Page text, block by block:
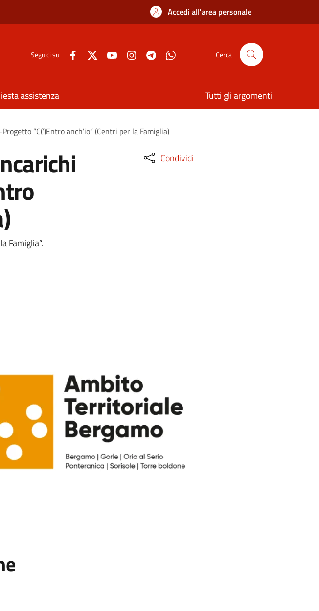
Accedi all'area personale
Seguici su Cerca
assistenza Tutti gli argomenti
“C(’)Entro anch’io” (Centri per la Famiglia)
Famiglia”.
Condividi